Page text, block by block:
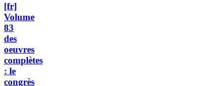
[fr]
Volume
83
des
oeuvres
complètes
: le
congrès